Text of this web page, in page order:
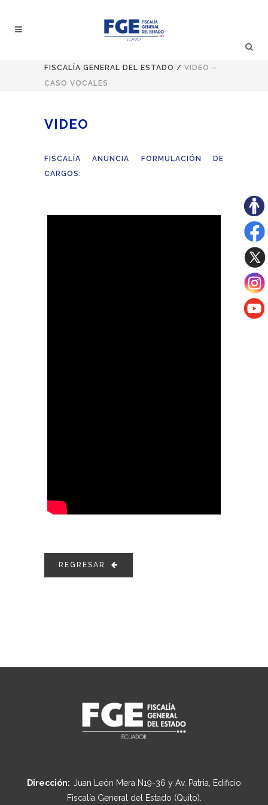
FISCALÍA GENERAL DEL ESTADO / VIDEO –
CASO VOCALES
VIDEO
FISCALÍA ANUNCIA FORMULACIÓN DE
CARGOS:
REGRESAR
Dirección: Juan León Mera N19-36 y Av. Patria, Edificio
Fiscalía General del Estado (Quito).